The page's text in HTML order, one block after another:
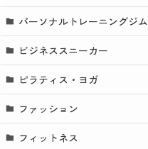
パーソナルトレーニングジム
ビジネススニーカー
ピラティス・ヨガ
ファッション
フィットネス